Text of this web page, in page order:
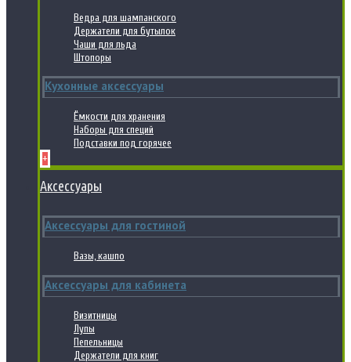
Ведра для шампанского
Держатели для бутылок
Чаши для льда
Штопоры
Кухонные аксессуары
Ёмкости для хранения
Наборы для специй
Подставки под горячее
+
Аксессуары
Аксессуары для гостиной
Вазы, кашпо
Аксессуары для кабинета
Визитницы
Лупы
Пепельницы
Держатели для книг